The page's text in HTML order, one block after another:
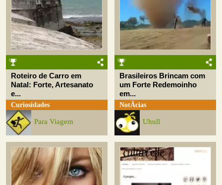
Roteiro de Carro em
Natal: Forte, Artesanato
e...
Curiosidades
Para Viagem
Brasileiros Brincam com
um Forte Redemoinho
em...
NotÃ­cias
Uhull